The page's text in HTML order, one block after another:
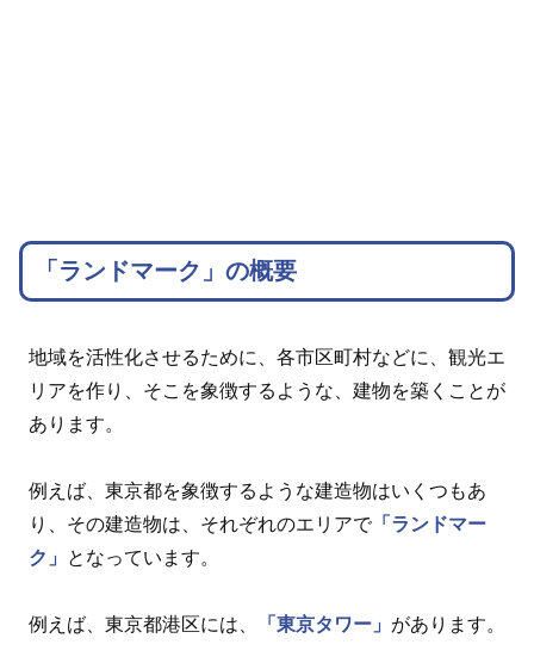
「ランドマーク」の概要
地域を活性化させるために、各市区町村などに、観光エ
リアを作り、そこを象徴するような、建物を築くことが
あります。
例えば、東京都を象徴するような建造物はいくつもあ
り、その建造物は、それぞれのエリアで「ランドマー
ク」
となっています。
例えば、東京都港区には、 「東京タワー」 があります。